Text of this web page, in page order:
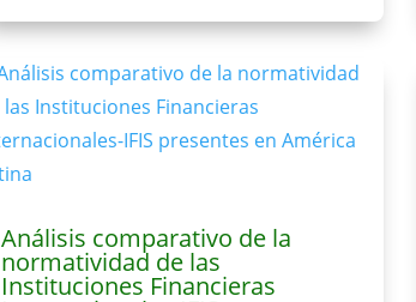
Análisis comparativo de la
normatividad de las
Instituciones Financieras